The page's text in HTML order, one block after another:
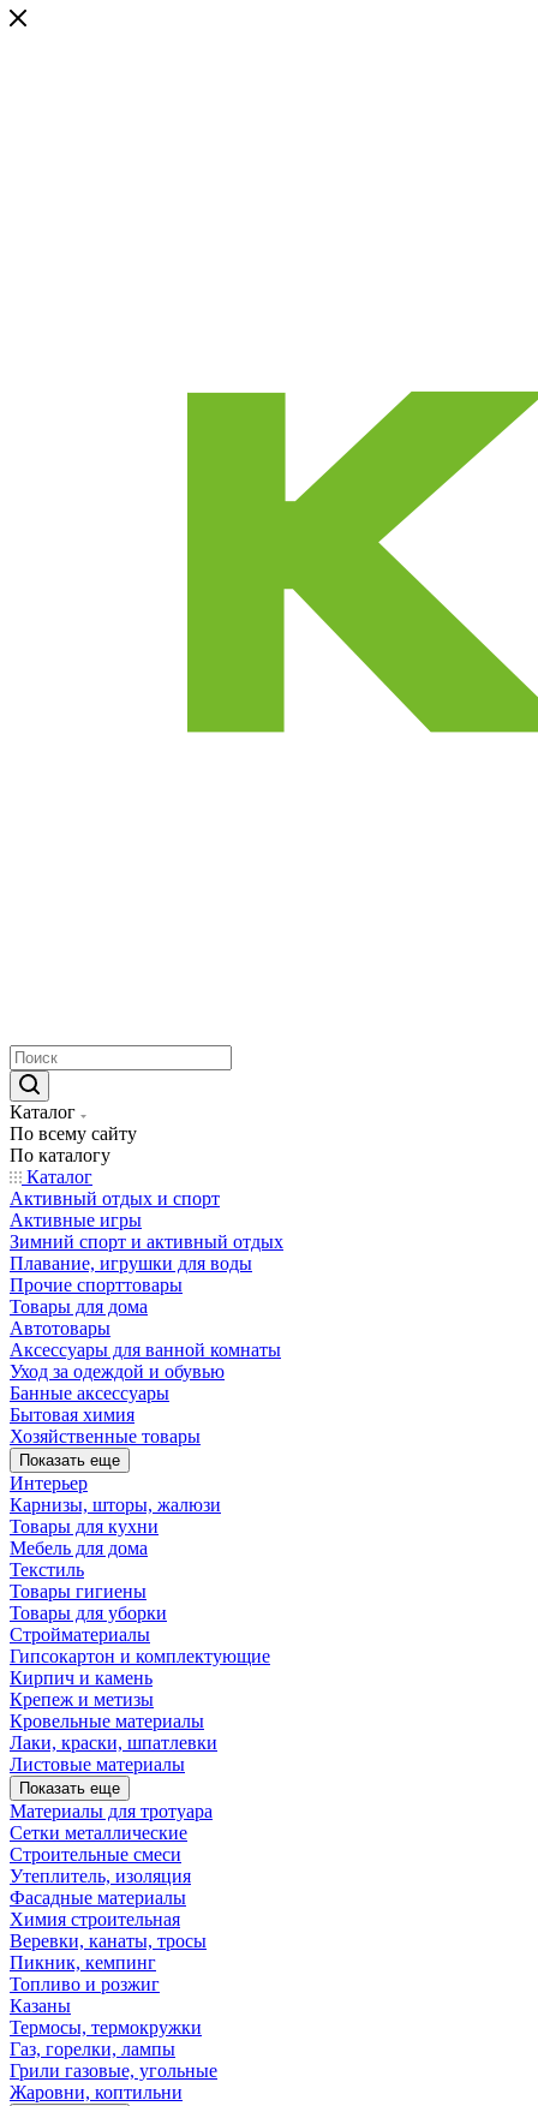
Каталог
По всему сайту
По каталогу
Каталог
Активный отдых и спорт
Активные игры
Зимний спорт и активный отдых
Плавание, игрушки для воды
Прочие спорттовары
Товары для дома
Автотовары
Аксессуары для ванной комнаты
Уход за одеждой и обувью
Банные аксессуары
Бытовая химия
Хозяйственные товары
Показать еще
Интерьер
Карнизы, шторы, жалюзи
Товары для кухни
Мебель для дома
Текстиль
Товары гигиены
Товары для уборки
Стройматериалы
Гипсокартон и комплектующие
Кирпич и камень
Крепеж и метизы
Кровельные материалы
Лаки, краски, шпатлевки
Листовые материалы
Показать еще
Материалы для тротуара
Сетки металлические
Строительные смеси
Утеплитель, изоляция
Фасадные материалы
Химия строительная
Веревки, канаты, тросы
Пикник, кемпинг
Топливо и розжиг
Казаны
Термосы, термокружки
Газ, горелки, лампы
Грили газовые, угольные
Жаровни, коптильни